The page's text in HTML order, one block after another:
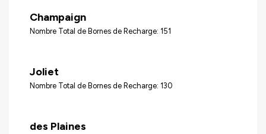
Champaign
Nombre Total de Bornes de Recharge: 151
Joliet
Nombre Total de Bornes de Recharge: 130
des Plaines